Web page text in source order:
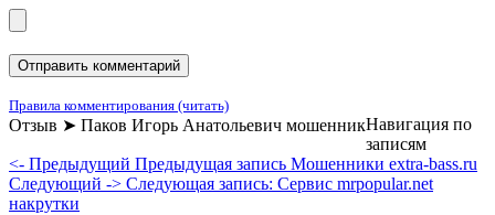
Правила комментирования (читать)
Отзыв ➤ Паков Игорь Анатольевич мошенникНавигация по
записям
<- Предыдущий Предыдущая запись Мошенники extra-bass.ru
Следующий -> Следующая запись: Сервис mrpopular.net
накрутки